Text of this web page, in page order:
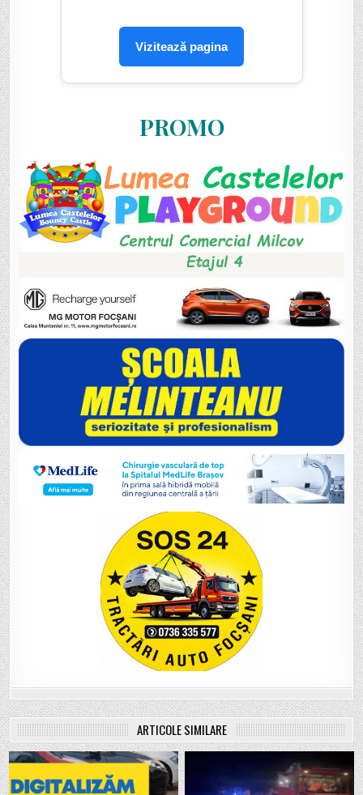
Vizitează pagina
PROMO
ARTICOLE SIMILARE